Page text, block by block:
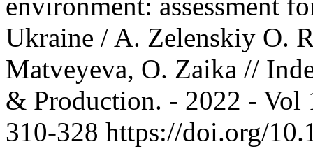
Ukraine / A. Zelenskiy O.
Matveyeva, О. Zaika //
& Production. - 2022 -
310-328 https://doi.org/